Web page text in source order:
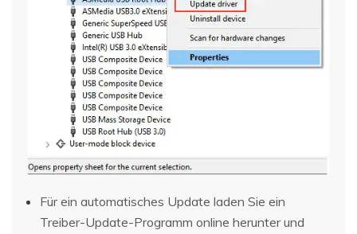
Für ein automatisches Update laden Sie ein
Treiber-Update-Programm online herunter und